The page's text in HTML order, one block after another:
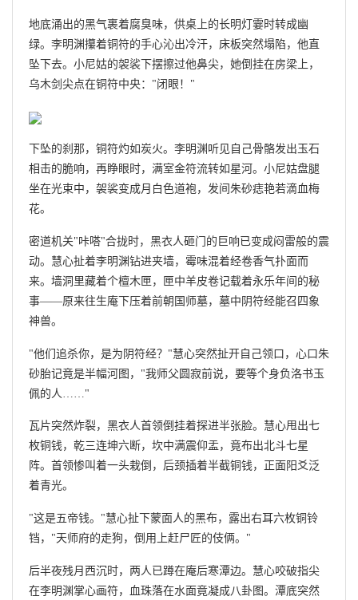
地底涌出的黑气裹着腐臭味，供桌上的长明灯霎时转成幽
绿。李明渊攥着铜符的手心沁出冷汗，床板突然塌陷，他直
坠下去。小尼姑的袈裟下摆擦过他鼻尖，她倒挂在房梁上，
乌木剑尖点在铜符中央："闭眼！"
下坠的刹那，铜符灼如炭火。李明渊听见自己骨骼发出玉石
相击的脆响，再睁眼时，满室金符流转如星河。小尼姑盘腿
坐在光束中，袈裟变成月白色道袍，发间朱砂痣艳若滴血梅
花。
密道机关"咔嗒"合拢时，黑衣人砸门的巨响已变成闷雷般的震
动。慧心扯着李明渊钻进夹墙，霉味混着经卷香气扑面而
来。墙洞里藏着个檀木匣，匣中羊皮卷记载着永乐年间的秘
事——原来往生庵下压着前朝国师墓，墓中阴符经能召四象
神兽。
"他们追杀你，是为阴符经？"慧心突然扯开自己领口，心口朱
砂胎记竟是半幅河图，"我师父圆寂前说，要等个身负洛书玉
佩的人……"
瓦片突然炸裂，黑衣人首领倒挂着探进半张脸。慧心甩出七
枚铜钱，乾三连坤六断，坎中满震仰盂，竟布出北斗七星
阵。首领惨叫着一头栽倒，后颈插着半截铜钱，正面阳爻泛
着青光。
"这是五帝钱。"慧心扯下蒙面人的黑布，露出右耳六枚铜铃
铛，"天师府的走狗，倒用上赶尸匠的伎俩。"
后半夜残月西沉时，两人已蹲在庵后寒潭边。慧心咬破指尖
在李明渊掌心画符，血珠落在水面竟凝成八卦图。潭底突然